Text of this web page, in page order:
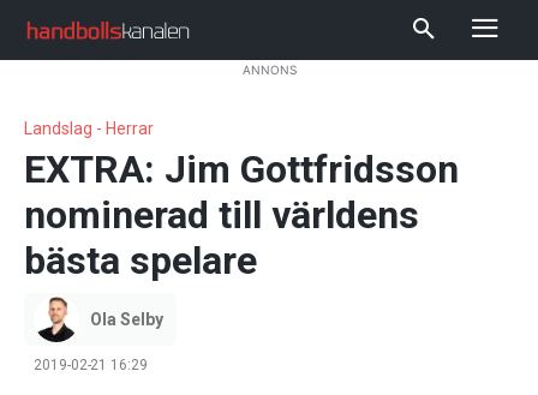
ANNONS
Landslag - Herrar
EXTRA: Jim Gottfridsson
nominerad till världens
bästa spelare
Ola Selby
2019-02-21 16:29